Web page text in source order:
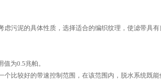
污泥的具体性质，选择适合的编织纹理，使滤带具
用值为0.5兆帕。
比较好的带速控制范围，在该范围内，脱水系统既能